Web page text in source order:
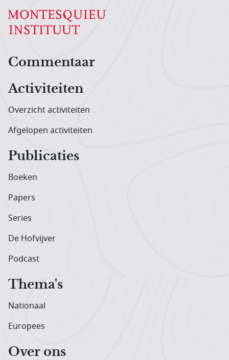
Hoofdnavigatiemenu
Commentaar
Activiteiten
Overzicht activiteiten
Afgelopen activiteiten
Publicaties
Boeken
Papers
Series
De Hofvijver
Podcast
Thema's
Nationaal
Europees
Over ons